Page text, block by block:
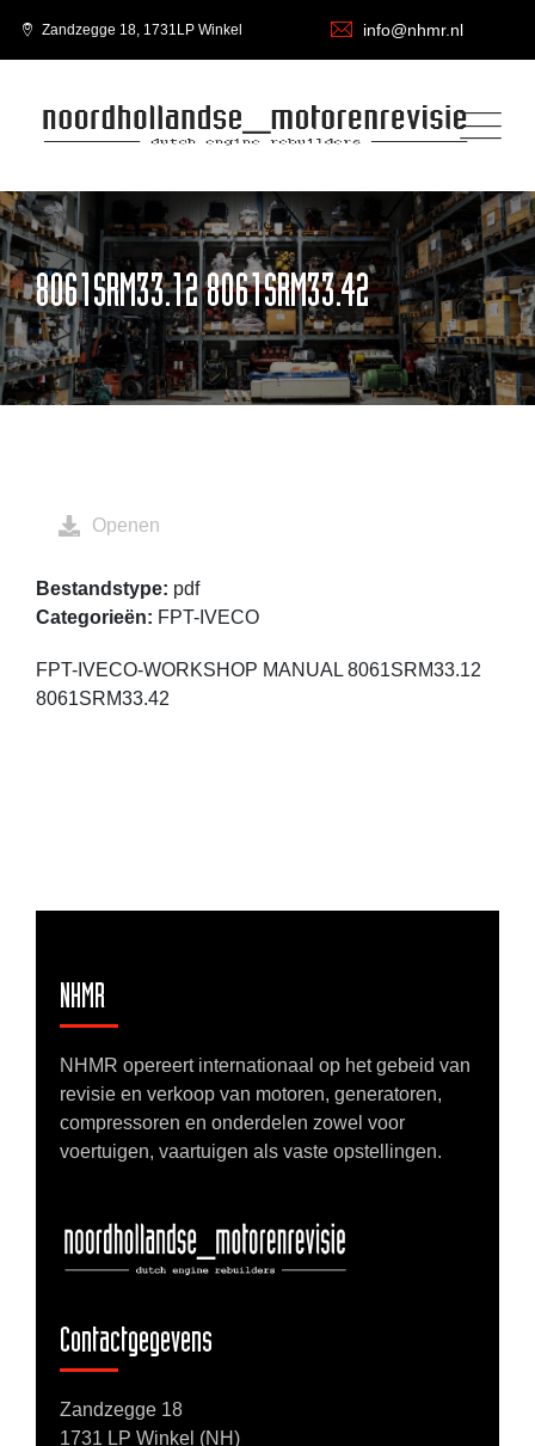
Zandzegge 18, 1731LP Winkel info@nhmr.nl
8061SRM33.12 8061SRM33.42
FPT-IVECO-WORKSHOP MANUAL 8061SRM33.12
8061SRM33.42
Openen
Bestandstype: pdf
Categorieën: FPT-IVECO
NHMR
NHMR opereert internationaal op het gebeid van
revisie en verkoop van motoren, generatoren,
compressoren en onderdelen zowel voor
voertuigen, vaartuigen als vaste opstellingen.
Contactgegevens
Zandzegge 18
1731 LP Winkel (NH)